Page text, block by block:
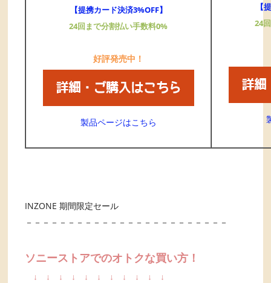
【提携カード決済3%OFF】
24回まで分割払い手数料0%
好評発売中！
製品ページはこちら
【
24
INZONE 期間限定セール
－－－－－－－－－－－－－－－－－－－－－－－－
ソニーストアでのオトクな買い方！
↓ ↓ ↓ ↓ ↓ ↓ ↓ ↓ ↓ ↓ ↓